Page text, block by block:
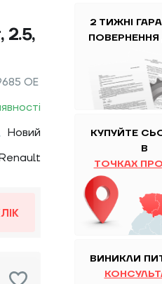
2.5,
OE
Новий
2 ТИЖНІ
ПОВЕРНЕННЯ
КУПУЙТЕ
В
ТОЧКАХ
ВИНИКЛИ